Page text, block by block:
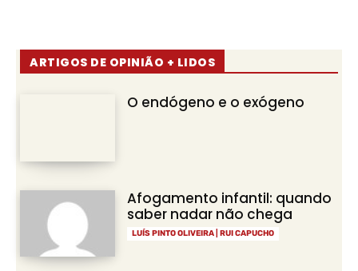
ARTIGOS DE OPINIÃO + LIDOS
O endógeno e o exógeno
Afogamento infantil: quando
saber nadar não chega
LUÍS PINTO OLIVEIRA | RUI CAPUCHO